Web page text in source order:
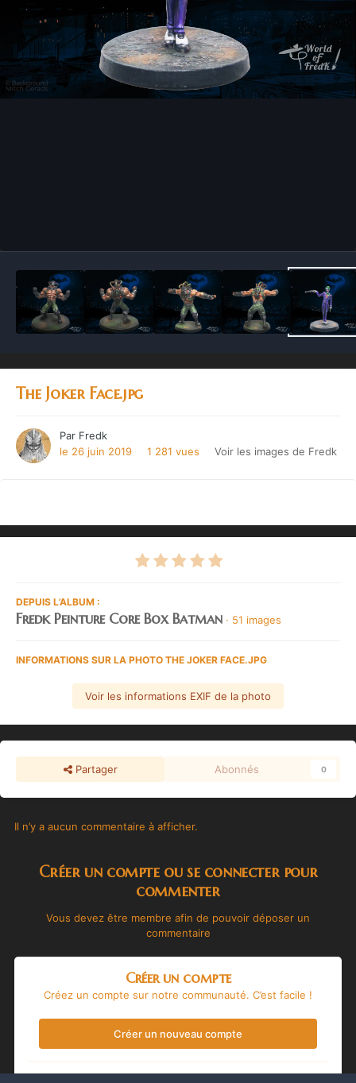
The Joker Face.jpg
Par Fredk
le 26 juin 2019
1 281 vues Voir les images de Fredk
DEPUIS L’ALBUM :
Fredk Peinture Core Box Batman · 51 images
INFORMATIONS SUR LA PHOTO THE JOKER FACE.JPG
Voir les informations EXIF de la photo
Partager Abonnés 0
Il n’y a aucun commentaire à afficher.
Créer un compte ou se connecter pour
commenter
Vous devez être membre afin de pouvoir déposer un
commentaire
Créer un compte
Créez un compte sur notre communauté. C’est facile !
Créer un nouveau compte